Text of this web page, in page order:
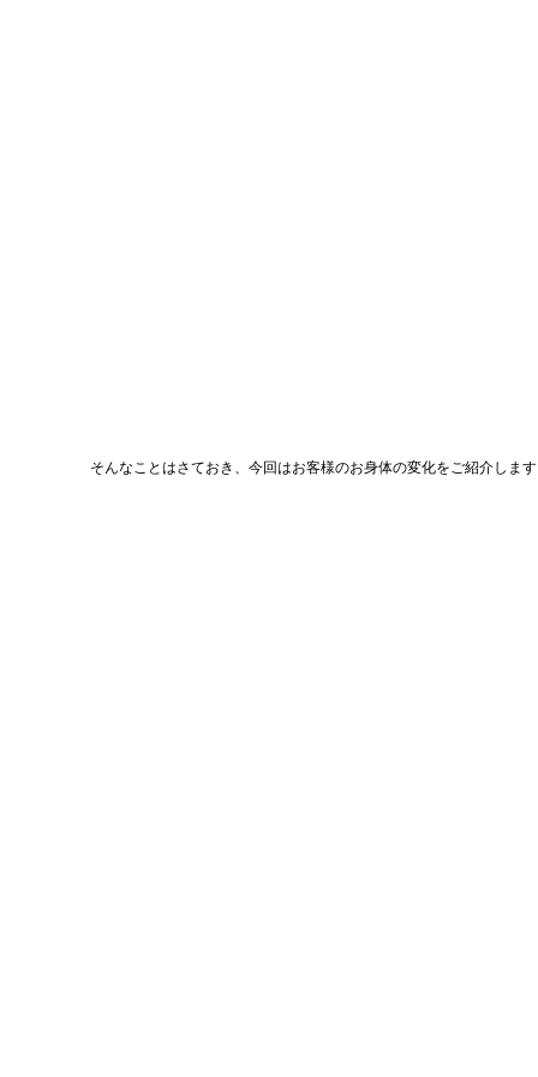
そんなことはさておき、今回はお客様のお身体の変化をご紹介しま